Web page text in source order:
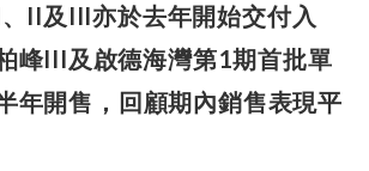
II及III亦於去年開始交付入
峰III及啟德海灣第1期首批單
年開售，回顧期內銷售表現平